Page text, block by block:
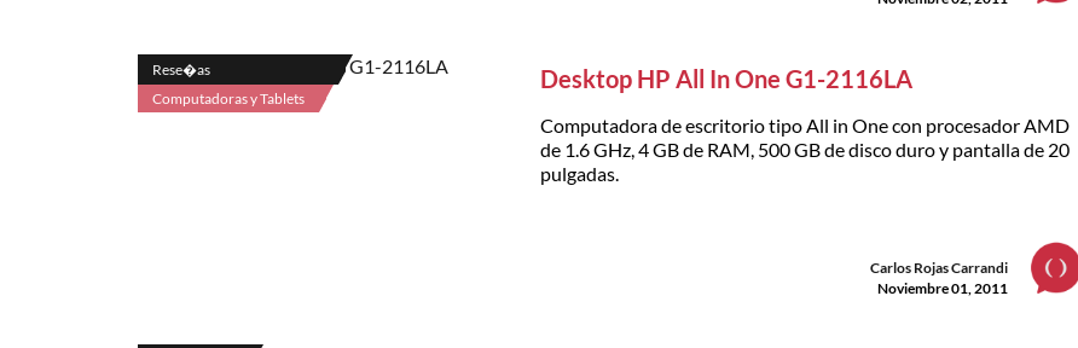
Rese�as
Computadoras y Tablets
Desktop HP All In One G1-2116LA
Computadora de escritorio tipo All in One con procesador AMD
de 1.6 GHz, 4 GB de RAM, 500 GB de disco duro y pantalla de 20
pulgadas.
Carlos Rojas Carrandi
Noviembre 01, 2011